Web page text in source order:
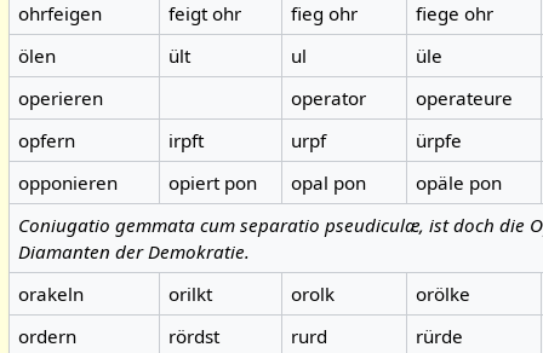
ohrfeigen
feigt ohr fieg ohr
fiege ohr
ölen
ült ul
üle
operieren
operator
operateure
opfern
irpft urpf
ürpfe
opponieren
opiert pon opal pon
opäle pon
Coniugatio gemmata cum separatio pseudiculæ, ist doch die
Diamanten der Demokratie.
orakeln
orilkt orolk
orölke
ordern
rördst rurd
rürde